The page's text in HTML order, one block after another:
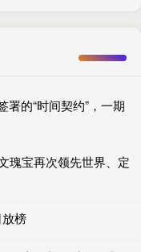
的“时间契约”，一期
瑰宝再次领先世界、定
榜